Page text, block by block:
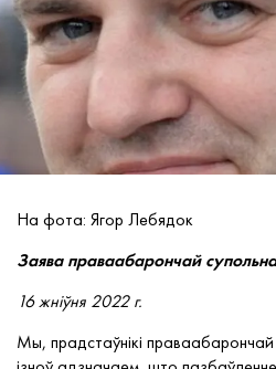
На фота: Ягор Лебядок
Заява праваабарончай
16 жніўня 2022 г.
Мы, прадстаўнікі праваабарончай